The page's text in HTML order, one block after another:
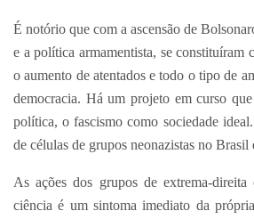
É notório que com a ascensão de
e a política armamentista, se constituíram
o aumento de atentados e todo o tipo de
democracia. Há um projeto em curso
política, o fascismo como sociedade
de células de grupos neonazistas no Brasil
As ações dos grupos de extrema-
ciência é um sintoma imediato da